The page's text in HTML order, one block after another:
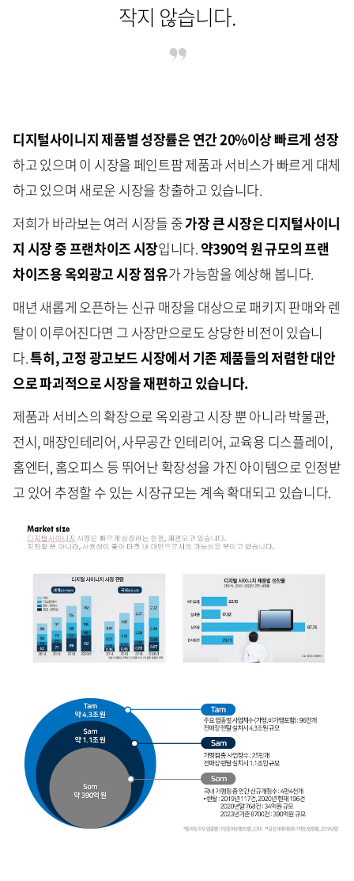
작지 않습니다.
디지털사이니지 제품별 성장률은 연간 20%이상 빠르게 성장
하고 있으며 이 시장을 페인트팜 제품과 서비스가 빠르게 대체
하고 있으며 새로운 시장을 창출하고 있습니다.
저희가 바라보는 여러 시장들 중가장 큰 시장은 디지털사이니
지 시장 중 프랜차이즈 시장입니다.약390억 원 규모의 프랜
차이즈용 옥외광고 시장 점유가 가능함을 예상해 봅니다.
매년 새롭게 오픈하는 신규 매장을 대상으로 패키지 판매와 렌
탈이 이루어진다면 그 사장만으로도 상당한 비전이 있습니
다.특히, 고정 광고보드 시장에서 기존 제품들의 저렴한 대안
으로 파괴적으로 시장을 재편하고 있습니다.
제품과 서비스의 확장으로 옥외광고 시장 뿐 아니라 박물관,
전시, 매장인테리어, 사무공간 인테리어, 교육용 디스플레이,
홈엔터, 홈오피스 등 뛰어난 확장성을 가진 아이템으로 인정받
고 있어 추정할 수 있는 시장규모는 계속 확대되고 있습니다.